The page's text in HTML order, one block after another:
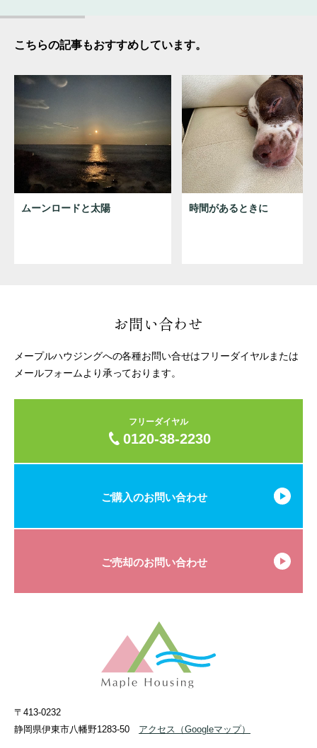
こちらの記事もおすすめしています。
ムーンロードと太陽 時間があるときに
お問い合わせ
メープルハウジングへの各種お問い合せはフリーダイヤルまたは
メールフォームより承っております。
フリーダイヤル
0120-38-2230
ご購入のお問い合わせ
ご売却のお問い合わせ
〒413-0232
静岡県伊東市八幡野1283-50
アクセス （Googleマップ）